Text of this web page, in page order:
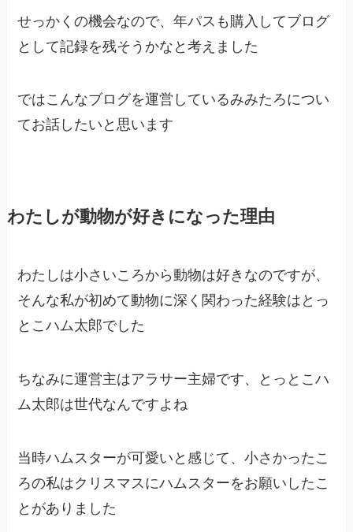
せっかくの機会なので、年パスも購入してブログ
として記録を残そうかなと考えました
ではこんなブログを運営しているみみたろについ
てお話したいと思います
わたしが動物が好きになった理由
わたしは小さいころから動物は好きなのですが、
そんな私が初めて動物に深く関わった経験はとっ
とこハム太郎でした
ちなみに運営主はアラサー主婦です、とっとこハ
ム太郎は世代なんですよね
当時ハムスターが可愛いと感じて、小さかったこ
ろの私はクリスマスにハムスターをお願いしたこ
とがありました